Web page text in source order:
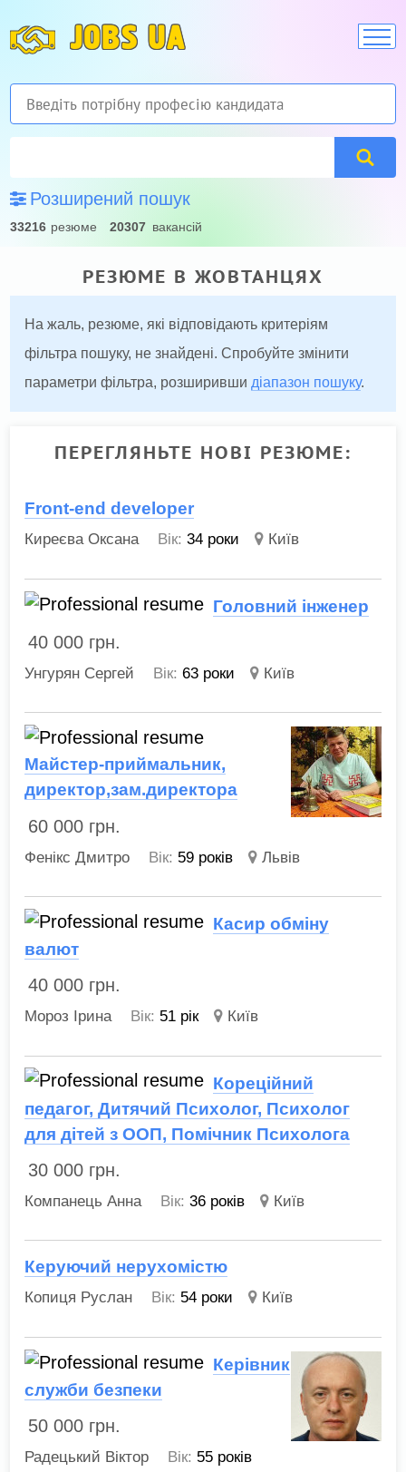
JOBS UA
Розширений пошук
33216 резюме 20307 вакансій
РЕЗЮМЕ В ЖОВТАНЦЯХ
На жаль, резюме, які відповідають критеріям
фільтра пошуку, не знайдені. Спробуйте змінити
параметри фільтра, розширивши діапазон пошуку.
ПЕРЕГЛЯНЬТЕ НОВІ РЕЗЮМЕ:
Front-end developer
Киреєва Оксана Вік: 34 роки Київ
Головний інженер
40 000 грн.
Унгурян Сергей Вік: 63 роки Київ
Майстер-приймальник,
директор,зам.директора
60 000 грн.
Фенікс Дмитро Вік: 59 років Львів
Касир обміну
валют
40 000 грн.
Мороз Ірина Вік: 51 рік Київ
Кореційний
педагог, Дитячий Психолог, Психолог
для дітей з ООП, Помічник Психолога
30 000 грн.
Компанець Анна Вік: 36 років Київ
Керуючий нерухомістю
Копиця Руслан Вік: 54 роки Київ
Керівник
служби безпеки
50 000 грн.
Радецький Віктор Вік: 55 років